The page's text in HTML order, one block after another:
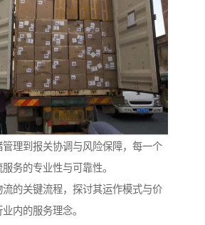
理到报关协调与风险保障，每一个
务的专业性与可靠性。
的关键流程，探讨其运作模式与价
内的服务理念。